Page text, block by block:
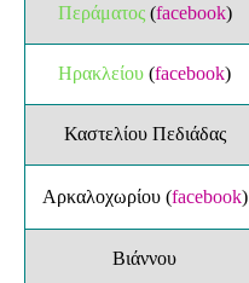
Περάματος(facebook)
Ηρακλείου (facebook)
Καστελίου Πεδιάδας
Αρκαλοχωρίου (facebook)
Βιάννου